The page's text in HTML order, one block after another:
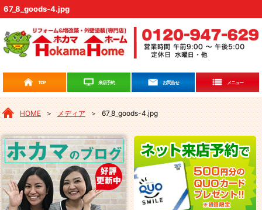
67_8_goods-4.jpg
TOP 来店予約 お問合せ メニュー
HOME ＞ メディア ＞ 67_8_goods-4.jpg